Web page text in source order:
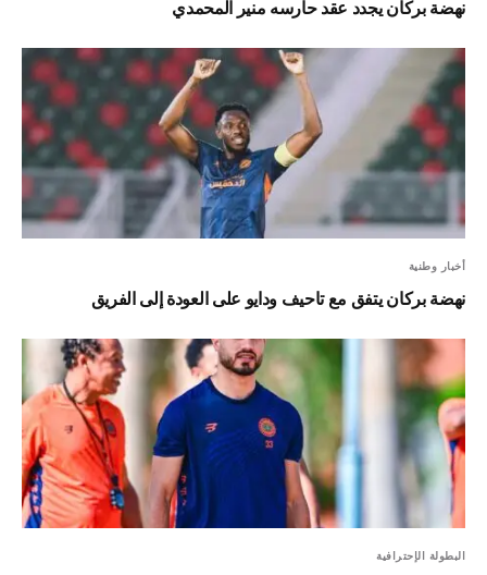
نهضة بركان يجدد عقد حارسه منير المحمدي
أخبار وطنية
نهضة بركان يتفق مع تاحيف ودايو على العودة إلى الفريق
البطولة الإحترافية